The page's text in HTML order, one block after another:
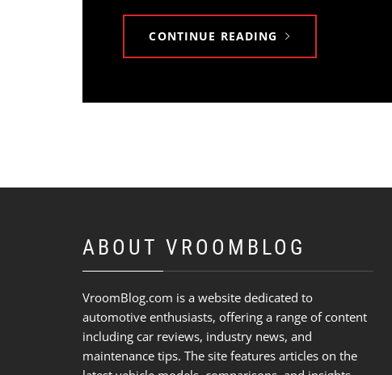
CONTINUE READING
ABOUT VROOMBLOG
VroomBlog.com is a website dedicated to
automotive enthusiasts, offering a range of content
including car reviews, industry news, and
maintenance tips. The site features articles on the